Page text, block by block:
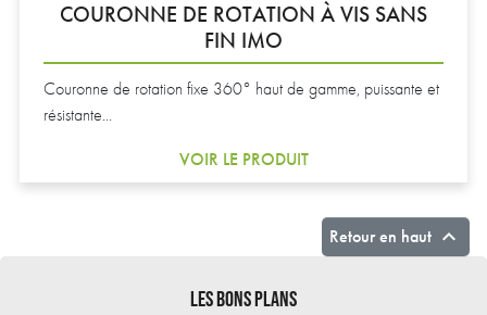
LES BONS PLANS
COURONNE DE ROTATION À VIS SANS
FIN IMO
Couronne de rotation fixe 360° haut de gamme, puissante et
résistante...
VOIR LE PRODUIT
Retour en haut 